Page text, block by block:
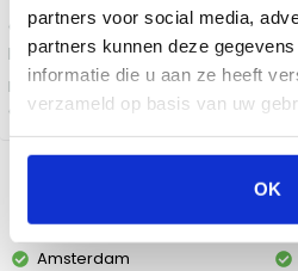
partners voor social media,
partners kunnen deze
informatie die u aan ze heeft
verzameld op basis van uw
OK
Ontvanggegarandeerd korting
persoonlijke deal en ontvang een
Bekijk de
actievoorwaarden
Amsterdam